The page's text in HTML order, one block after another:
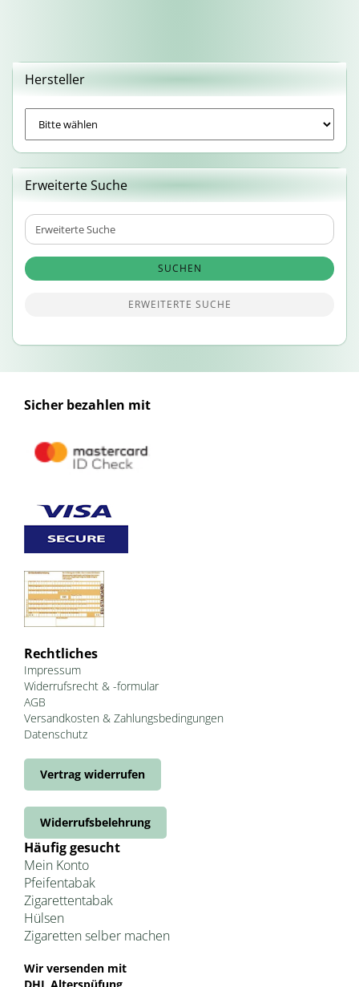
Hersteller
Erweiterte Suche
Erweiterte
Suche
SUCHEN
ERWEITERTE SUCHE
Sicher bezahlen mit
Rechtliches
Impressum
Widerrufsrecht & -formular
AGB
Versandkosten & Zahlungsbedingungen
Datenschutz
Vertrag widerrufen
Widerrufsbelehrung
Häufig gesucht
Mein Konto
Pfeifentabak
Zigarettentabak
Hülsen
Zigaretten selber machen
Wir versenden mit